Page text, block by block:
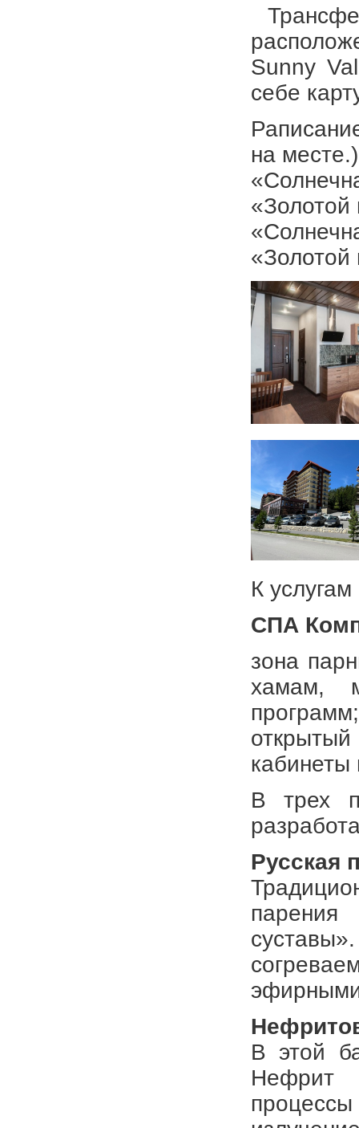
Sunny
себе
на
К
СПА
зона
хамам,
кабинеты
В трех
Русская
В этой
Нефрит
процессы